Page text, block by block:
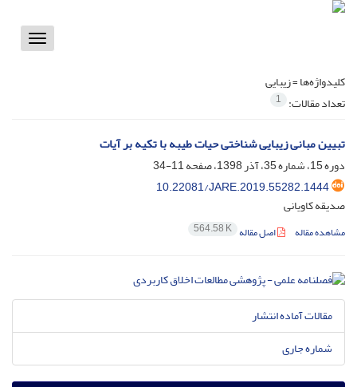
Toggle
کلیدواژه‌ها =زیبایی
تعداد مقالات: 1
تبیین مبانی زیبایی شناختی حیات طیبه با تکیه بر آیات
دوره 15، شماره 35، آذر 1398، صفحه
11-34
10.22081/JARE.2019.55282.1444
صدیقه کاویانی
مشاهده مقاله اصل مقاله 564.58 K
مقالات آماده انتشار
شماره جاری